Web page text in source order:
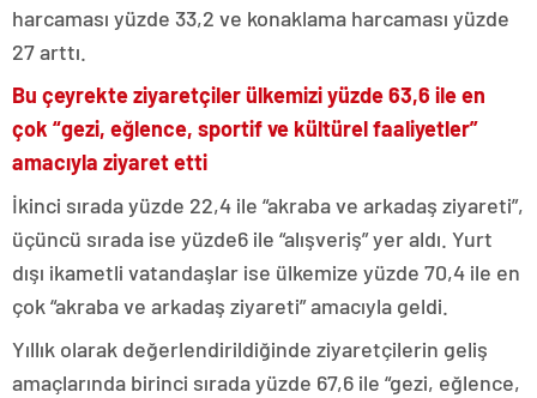
harcaması yüzde 33,2 ve konaklama harcaması yüzde
27 arttı.
Bu çeyrekte ziyaretçiler ülkemizi yüzde 63,6 ile en
çok “gezi, eğlence, sportif ve kültürel faaliyetler”
amacıyla ziyaret etti
İkinci sırada yüzde 22,4 ile “akraba ve arkadaş ziyareti”,
üçüncü sırada ise yüzde6 ile “alışveriş” yer aldı. Yurt
dışı ikametli vatandaşlar ise ülkemize yüzde 70,4 ile en
çok “akraba ve arkadaş ziyareti” amacıyla geldi.
Yıllık olarak değerlendirildiğinde ziyaretçilerin geliş
amaçlarında birinci sırada yüzde 67,6 ile “gezi, eğlence,